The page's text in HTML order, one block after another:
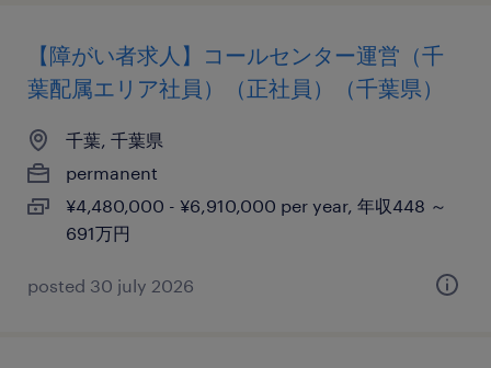
【障がい者求人】コールセンター運営（千
葉配属エリア社員）（正社員）（千葉県）
千葉, 千葉県
permanent
¥4,480,000 - ¥6,910,000 per year, 年収448 ～
691万円
posted 30 july 2026